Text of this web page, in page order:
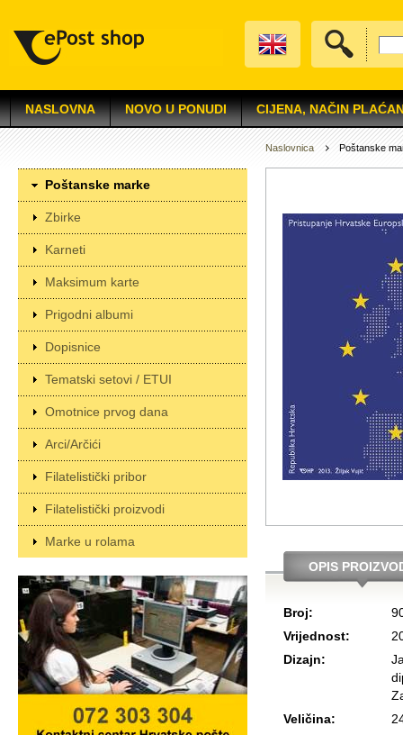
NASLOVNA NOVO U PONUDI CIJENA, NAČIN
Poštanske marke
Zbirke
Karneti
Maksimum karte
Prigodni albumi
Dopisnice
Tematski setovi / ETUI
Omotnice prvog dana
Arci/Arčići
Filatelistički pribor
Filatelistički proizvodi
Marke u rolama
Naslovnica Poštanske
OPIS
Broj:
Vrijednost:
Dizajn:
Veličina: